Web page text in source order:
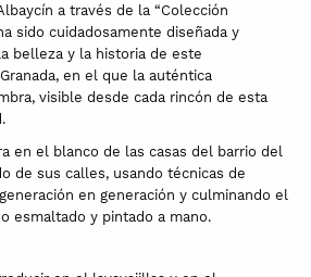
a través de la “Colección
sido cuidadosamente diseñada y
belleza y la historia de este
en el que la auténtica
visible desde cada rincón de esta
en el blanco de las casas del barrio del
de sus calles, usando técnicas de
en generación y culminando el
esmaltado y pintado a mano.